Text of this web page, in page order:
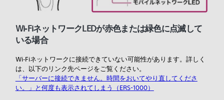
Wi‑FiネットワークLEDが赤色または緑色に点滅して
いる場合
Wi‑Fiネットワークに接続できていない可能性があります。詳しく
は、以下のリンク先ページをご覧ください。
「サーバーに接続できません。時間をおいてやり直してくださ
い。」と何度も表示されてしまう（ERS-1000）